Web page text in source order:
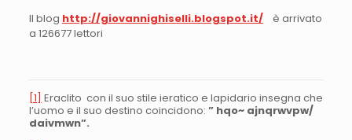
Il blog http://giovannighiselli.blogspot.it/è arrivato
a 126677 lettori
[1] Eraclito con il suo stile ieratico e lapidario insegna che
l’uomo e il suo destino coincidono: ” hqo~ ajnqrwvpw/
daivmwn”.